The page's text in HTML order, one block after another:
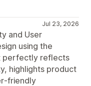
Jul 23, 2026
and User
using the
perfectly reflects
highlights product